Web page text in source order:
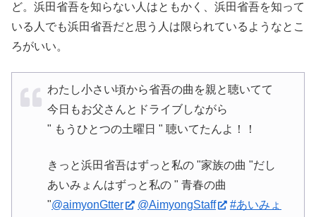
ど。浜田省吾を知らない人はともかく、浜田省吾を知って
いる人でも浜田省吾だと思う人は限られているようなとこ
ろがいい。
わたし小さい頃から省吾の曲を親と聴いてて
今日もお父さんとドライブしながら
" もうひとつの土曜日 " 聴いてたんよ！！
きっと浜田省吾はずっと私の "家族の曲 "だし
あいみょんはずっと私の " 青春の曲
"@aimyonGtter @AimyongStaff
#あいみょ